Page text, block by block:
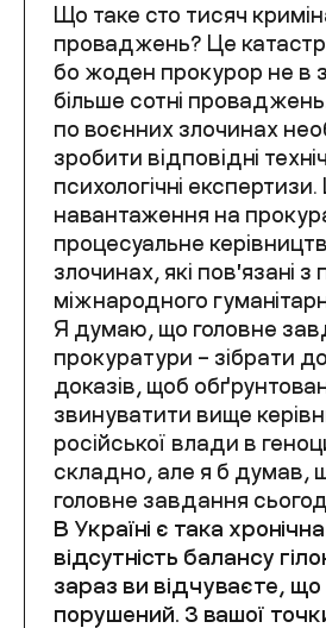
Що таке сто тисяч
проваджень? Це
бо жоден прокурор не в
більше сотні
по воєнних злочинах
зробити відповідні
психологічні
навантаження на
процесуальне
злочинах, які повʼязані
міжнародного
Я думаю, що головне
прокуратури – зібрати
доказів, щоб
звинуватити вище
російської влади в
складно, але я б думав,
головне завдання
В Україні є така
відсутність балансу
зараз ви відчуваєте,
порушений. З вашої